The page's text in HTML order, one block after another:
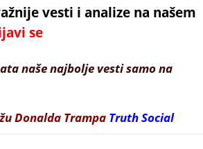
vesti i analize na našem
se
naše najbolje vesti samo na
Donalda Trampa Truth Social